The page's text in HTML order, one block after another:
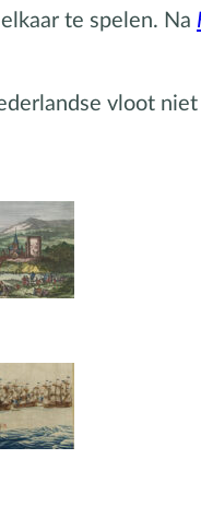
te spelen. Na
vloot